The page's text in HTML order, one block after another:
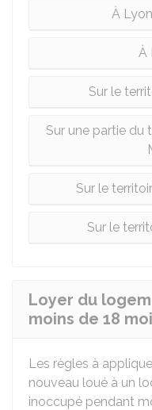
À
À
Sur le
Sur une partie du
Sur le
Sur le
Loyer du
moins de 18
Les règles à
nouveau loué à un
inoccupé pendant